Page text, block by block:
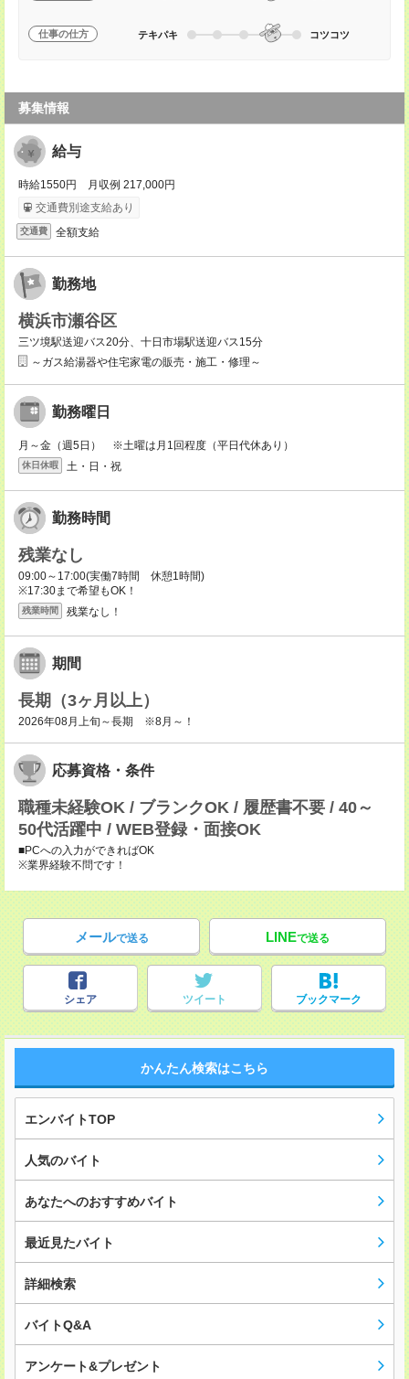
仕事の仕方 テキパキ コツコツ
募集情報
給与
時給1550円 月収例 217,000円
交通費別途支給あり
交通費 全額支給
勤務地
横浜市瀬谷区
三ツ境駅送迎バス20分、十日市場駅送迎バス15分
～ガス給湯器や住宅家電の販売・施工・修理～
勤務曜日
月～金（週5日） ※土曜は月1回程度（平日代休あり）
休日休暇 土・日・祝
勤務時間
残業なし
09:00～17:00(実働7時間 休憩1時間)
※17:30まで希望もOK！
残業時間 残業なし！
期間
長期（3ヶ月以上）
2026年08月上旬～長期 ※8月～！
応募資格・条件
職種未経験OK / ブランクOK / 履歴書不要 / 40～
50代活躍中 / WEB登録・面接OK
■PCへの入力ができればOK
※業界経験不問です！
メールで送る LINEで送る
シェア ツイート ブックマーク
かんたん検索はこちら
エンバイトTOP
人気のバイト
あなたへのおすすめバイト
最近見たバイト
詳細検索
バイトQ&A
アンケート&プレゼント